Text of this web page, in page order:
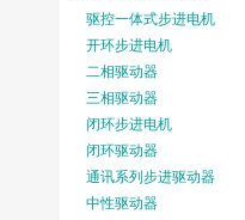
驱控一体式步进电机
开环步进电机
二相驱动器
三相驱动器
闭环步进电机
闭环驱动器
通讯系列步进驱动器
中性驱动器